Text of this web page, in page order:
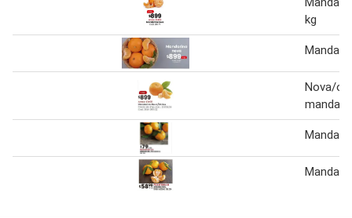
kg
Nova/